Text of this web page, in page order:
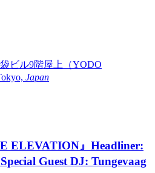
ビル9階屋上（YODO
Japan
ELEVATION』Headliner:
Guest DJ: Tungevaag